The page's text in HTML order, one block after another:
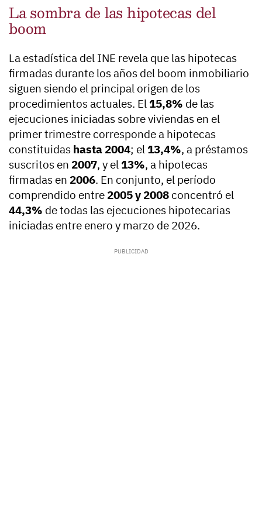
La sombra de las hipotecas del
boom
La estadística del INE revela que las hipotecas
firmadas durante los años del boom inmobiliario
siguen siendo el principal origen de los
procedimientos actuales. El 15,8% de las
ejecuciones iniciadas sobre viviendas en el
primer trimestre corresponde a hipotecas
constituidas hasta 2004; el 13,4%, a préstamos
suscritos en 2007, y el 13%, a hipotecas
firmadas en 2006. En conjunto, el período
comprendido entre 2005 y 2008 concentró el
44,3% de todas las ejecuciones hipotecarias
iniciadas entre enero y marzo de 2026.